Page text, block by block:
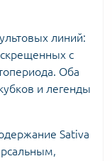
линий:
с
Оба
и легенды
Sativa